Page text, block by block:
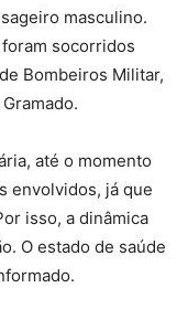
masculino.
socorridos
Bombeiros Militar,
até o momento
envolvidos, já que
isso, a dinâmica
O estado de saúde